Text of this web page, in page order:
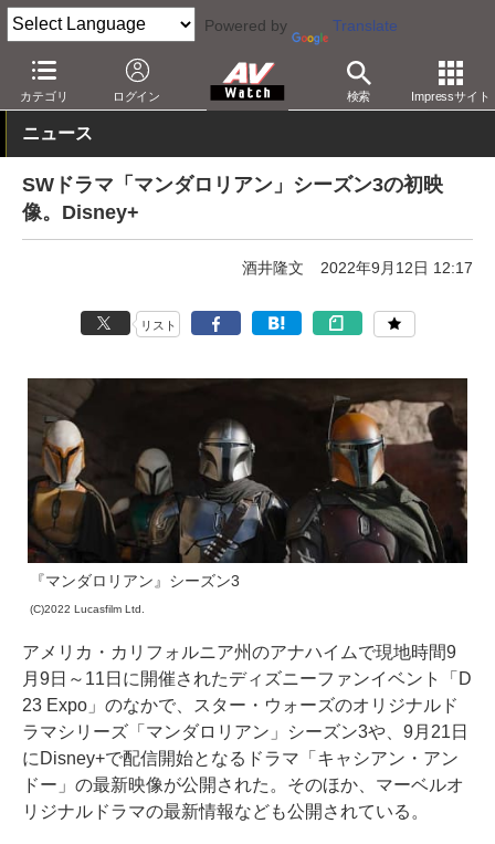
Powered by Translate
カテゴリ ログイン 検索 Impressサイト
AV Watch コンテンツ・サービス 映像配信 Disney+
ニュース
SWドラマ「マンダロリアン」シーズン3の初映
像。Disney+
酒井隆文 2022年9月12日 12:17
リスト
『マンダロリアン』シーズン3
(C)2022 Lucasfilm Ltd.
アメリカ・カリフォルニア州のアナハイムで現地時間9
月9日～11日に開催されたディズニーファンイベント「D
23 Expo」のなかで、スター・ウォーズのオリジナルド
ラマシリーズ「マンダロリアン」シーズン3や、9月21日
にDisney+で配信開始となるドラマ「キャシアン・アン
ドー」の最新映像が公開された。そのほか、マーベルオ
リジナルドラマの最新情報なども公開されている。